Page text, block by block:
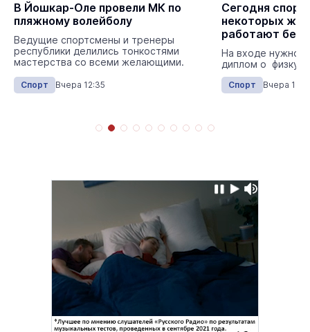
В Йошкар-Оле провели МК по
пляжному волейболу
Ведущие спортсмены и тренеры
республики делились тонкостями
мастерства со всеми желающими.
Спорт Вчера 12:35
Сегодня
некоторых
работают
На входе нужно
диплом о
Спорт Вчера